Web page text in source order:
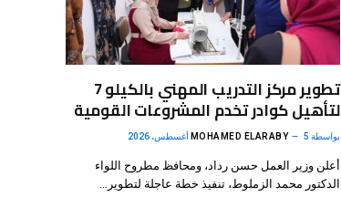
تطوير مركز التدريب المهني بالكيلو 7
لتأهيل كوادر تخدم المشروعات القومية
بواسطة MOHAMED ELARABY 5 أغسطس، 2026
أعلن وزير العمل حسن رداد، ومحافظ مطروح اللواء
الدكتور محمد الزملوط، تنفيذ خطة عاجلة لتطوير…